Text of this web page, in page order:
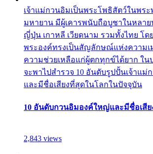
เจ้าแม่กวนอิมเป็นพระโพธิสัตว์ในพร
มหายาน มีผู้เคารพนับถือบูชาในหลาย
ญี่ปุ่น เกาหลี เวียดนาม รวมทั้งไทย โด
พระองค์ทรงเป็นสัญลักษณ์แห่งความเ
ความช่วยเหลือแก่ผู้ตกทุกข์ได้ยาก ใน
จะพาไปสำรวจ 10 อันดับรูปปั้นเจ้าแ
และมีชื่อเสียงที่สุดในโลกในปัจจุบัน
10 อันดับกวนอิมองค์ใหญ่และมีชื่อเสี
2,843 views